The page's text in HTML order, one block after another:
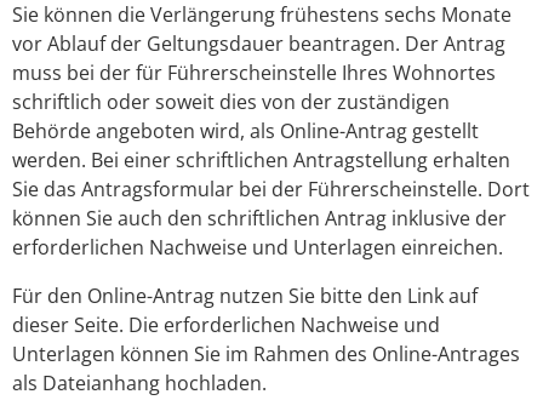
Sie können die Verlängerung frühestens sechs Monate
vor Ablauf der Geltungsdauer beantragen. Der Antrag
muss bei der für Führerscheinstelle Ihres Wohnortes
schriftlich oder soweit dies von der zuständigen
Behörde angeboten wird, als Online-Antrag gestellt
werden. Bei einer schriftlichen Antragstellung erhalten
Sie das Antragsformular bei der Führerscheinstelle. Dort
können Sie auch den schriftlichen Antrag inklusive der
erforderlichen Nachweise und Unterlagen einreichen.
Für den Online-Antrag nutzen Sie bitte den Link auf
dieser Seite. Die erforderlichen Nachweise und
Unterlagen können Sie im Rahmen des Online-Antrages
als Dateianhang hochladen.